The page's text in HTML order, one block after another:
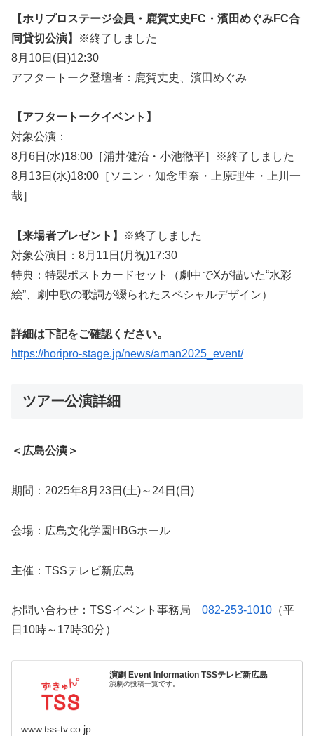
【ホリプロステージ会員・鹿賀丈史FC・濱田めぐみFC合
同貸切公演】
※終了しました
8月10日(日)12:30
アフタートーク登壇者：鹿賀丈史、濱田めぐみ
【アフタートークイベント】
対象公演：
8月6日(水)18:00［浦井健治・小池徹平］※終了しました
8月13日(水)18:00［ソニン・知念里奈・上原理生・上川一
哉］
【来場者プレゼント】
※終了しました
対象公演日：8月11日(月祝)17:30
特典：特製ポストカードセット（劇中でXが描いた“水彩
絵”、劇中歌の歌詞が綴られたスペシャルデザイン）
詳細は下記をご確認ください。
https://horipro-stage.jp/news/aman2025_event/
ツアー公演詳細
＜広島公演＞
期間：2025年8月23日(土)～24日(日)
会場：広島文化学園HBGホール
主催：TSSテレビ新広島
お問い合わせ：TSSイベント事務局 082-253-1010 （平
日10時～17時30分）
演劇 Event Information TSSテレビ新広島
演劇の投稿一覧です。
www.tss-tv.co.jp